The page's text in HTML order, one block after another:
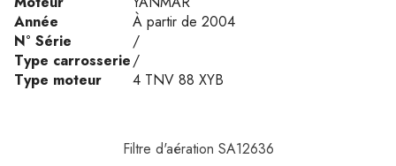
Année
À partir de 2004
N° Série
/
Type carrosserie/
Type moteur
4 TNV 88 XYB
Filtre d'aération SA12636